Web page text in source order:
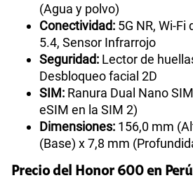
(Agua y polvo)
Conectividad: 5G NR, Wi-
5.4, Sensor Infrarrojo
Seguridad: Lector de
Desbloqueo facial 2D
SIM: Ranura Dual Nano
eSIM en la SIM 2)
Dimensiones: 156,0 mm
(Base) x 7,8 mm
Precio del Honor 600 en Perú